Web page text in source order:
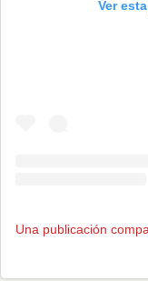
Ver